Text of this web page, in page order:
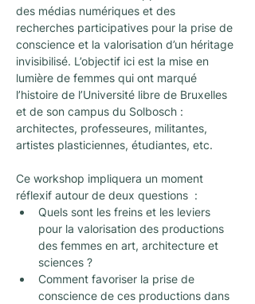
des médias numériques et des
recherches participatives pour la prise de
conscience et la valorisation d’un héritage
invisibilisé. L’objectif ici est la mise en
lumière de femmes qui ont marqué
l’histoire de l’Université libre de Bruxelles
et de son campus du Solbosch :
architectes, professeures, militantes,
artistes plasticiennes, étudiantes, etc.
Ce workshop impliquera un moment
réflexif autour de deux questions  :
Quels sont les freins et les leviers
pour la valorisation des productions
des femmes en art, architecture et
sciences ?
Comment favoriser la prise de
conscience de ces productions dans